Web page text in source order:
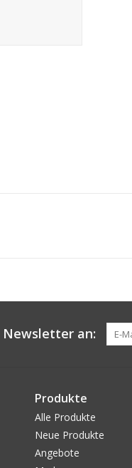
Newsletter an:
Produkte
Alle Produkte
Neue Produkte
Angebote